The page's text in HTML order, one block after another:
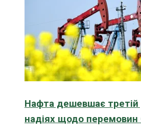
Нафта дешевшає третій
надіях щодо перемовин